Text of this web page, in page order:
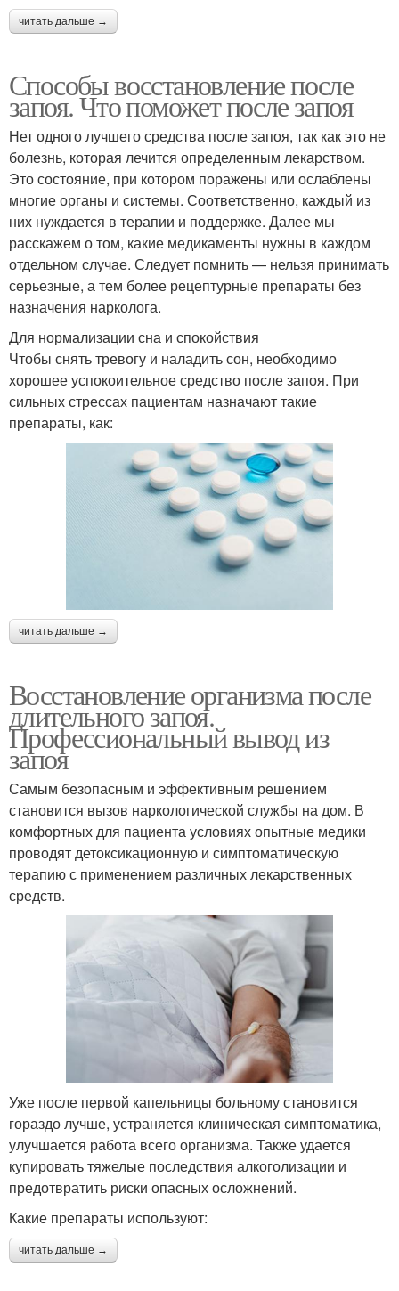
читать дальше →
Способы восстановление после
запоя. Что поможет после запоя
Нет одного лучшего средства после запоя, так как это не
болезнь, которая лечится определенным лекарством.
Это состояние, при котором поражены или ослаблены
многие органы и системы. Соответственно, каждый из
них нуждается в терапии и поддержке. Далее мы
расскажем о том, какие медикаменты нужны в каждом
отдельном случае. Следует помнить — нельзя принимать
серьезные, а тем более рецептурные препараты без
назначения нарколога.
Для нормализации сна и спокойствия
Чтобы снять тревогу и наладить сон, необходимо
хорошее успокоительное средство после запоя. При
сильных стрессах пациентам назначают такие
препараты, как:
читать дальше →
Восстановление организма после
длительного запоя.
Профессиональный вывод из
запоя
Самым безопасным и эффективным решением
становится вызов наркологической службы на дом. В
комфортных для пациента условиях опытные медики
проводят детоксикационную и симптоматическую
терапию с применением различных лекарственных
средств.
Уже после первой капельницы больному становится
гораздо лучше, устраняется клиническая симптоматика,
улучшается работа всего организма. Также удается
купировать тяжелые последствия алкоголизации и
предотвратить риски опасных осложнений.
Какие препараты используют:
читать дальше →